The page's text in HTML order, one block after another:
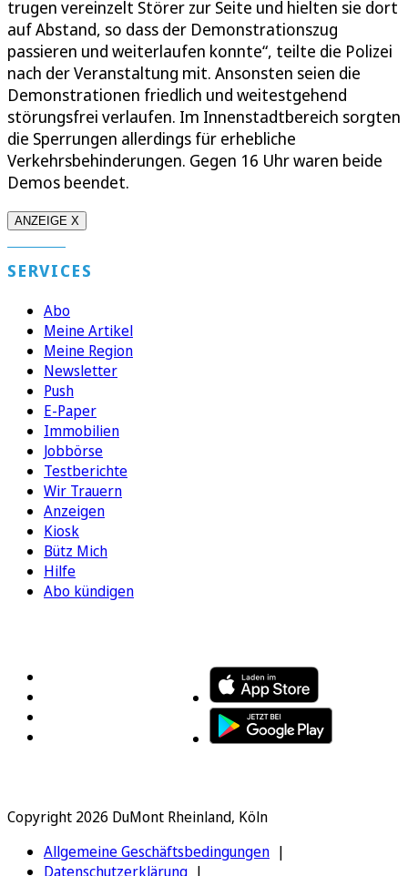
trugen vereinzelt Störer zur Seite und hielten sie dort
auf Abstand, so dass der Demonstrationszug
passieren und weiterlaufen konnte“, teilte die Polizei
nach der Veranstaltung mit. Ansonsten seien die
Demonstrationen friedlich und weitestgehend
störungsfrei verlaufen. Im Innenstadtbereich sorgten
die Sperrungen allerdings für erhebliche
Verkehrsbehinderungen. Gegen 16 Uhr waren beide
Demos beendet.
ANZEIGE X
SERVICES
Abo
Meine Artikel
Meine Region
Newsletter
Push
E-Paper
Immobilien
Jobbörse
Testberichte
Wir Trauern
Anzeigen
Kiosk
Bütz Mich
Hilfe
Abo kündigen
Copyright 2026 DuMont Rheinland, Köln
Allgemeine Geschäftsbedingungen
Datenschutzerklärung